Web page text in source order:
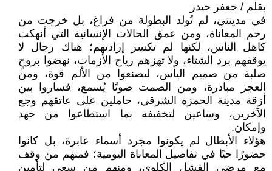
بقلم / جعفر حيدر
في مدينتي، لم تُولد البطولة من فراغ، بل خرجت من
رحم المعاناة، ومن عمق الحالات الإنسانية التي أنهكت
كاهل الناس، لكنها لم تكسر إرادتهم؛ هناك رجال لا
يوقفهم برد الشتاء، ولا تهزهم رياح الأزمات، نهضوا بروحٍ
صلبة من صميم اليأس، ليصنعوا من الألم قوة، ومن
العجز مبادرة، ومن الصمت صوتًا يُسمع، فساروا بين
أزقة مدينة الحمزة الشرقي، حاملين على عاتقهم وجع
الآخرين، وساعين لتخفيفه بما استطاعوا من جهد
وإمكان.
هؤلاء الأبطال لم يكونوا مجرد أسماء عابرة، بل كانوا
حضورًا حيًا في تفاصيل المعاناة اليومية؛ فمنهم من وقف
مع مرضى الفشل الكلوي، ومنهم من سعى لتأمين